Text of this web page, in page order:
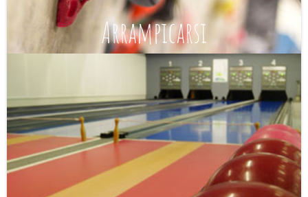
Arrampicarsi